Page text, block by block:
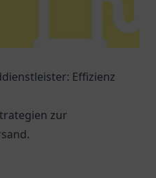
Effizienz
zur